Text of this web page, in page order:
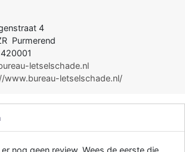
4
Purmerend
letselschade.nl
www.bureau-letselschade.nl/
nog geen review. Wees de eerste die